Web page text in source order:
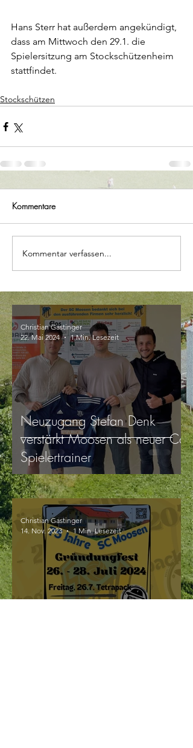
Hans Sterr hat außerdem angekündigt,
dass am Mittwoch den 29.1. die
Spielersitzung am Stockschützenheim
stattfindet.
Stockschützen
Kommentare
Kommentar verfassen...
Neuzugang Stefan Denk
verstärkt Moosen als neuer Co-
Spielertrainer
Christian Gastinger
22. Mai 2024
1 Min. Lesezeit
Christian Gastinger
14. Nov. 2023
1 Min. Lesezeit